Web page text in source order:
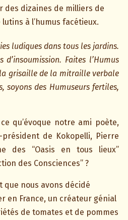
des dizaines de milliers de
à l’humus facétieux.
ludiques dans tous les jardins.
Faites l’Humus
grisaille de la mitraille verbale
soyons des Humuseurs fertiles,
ce qu’évoque notre ami poète,
de Kokopelli, Pierre
des “Oasis en tous lieux”
des Consciences” ?
que nous avons décidé
en France, un créateur génial
de tomates et de pommes